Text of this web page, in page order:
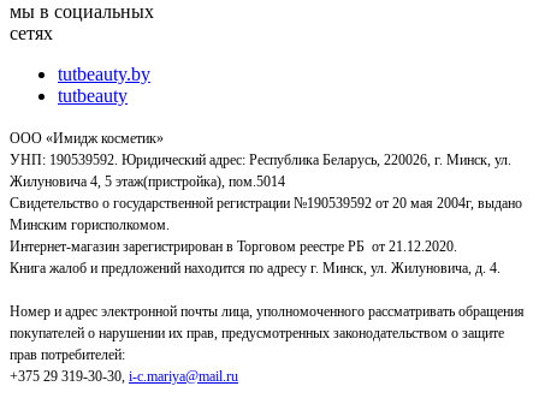
мы в социальных
сетях
tutbeauty.by
tutbeauty
ООО «Имидж косметик»
УНП: 190539592. Юридический адрес: Республика Беларусь, 220026, г. Минск, ул.
Жилуновича 4, 5 этаж(пристройка), пом.5014
Свидетельство о государственной регистрации №190539592 от 20 мая 2004г, выдано
Минским горисполкомом.
Интернет-магазин зарегистрирован в Торговом реестре РБ от 21.12.2020.
Книга жалоб и предложений находится по адресу г. Минск, ул. Жилуновича, д. 4.
Номер и адрес электронной почты лица, уполномоченного рассматривать обращения
покупателей о нарушении их прав, предусмотренных законодательством о защите
прав потребителей:
+375 29 319-30-30, i-c.mariya@mail.ru